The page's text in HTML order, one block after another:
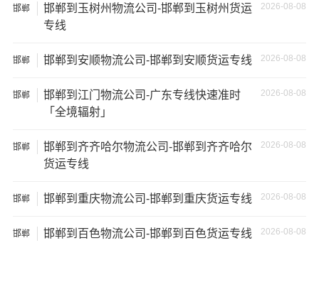
4、安全风险：不靠谱的物流公司可能会存在安全风险，例
如不遵守运输规定、不保障货物安全等；
5、经济损失：如果你的包裹在运输过程中丢失或损坏，你
失。
邯郸 2026-08-08
邯郸到玉树州物流公司-邯郸到玉树州货运
专线
邯郸 2026-08-08
邯郸到安顺物流公司-邯郸到安顺货运专线
邯郸 2026-08-08
邯郸到江门物流公司-广东专线快速准时
「全境辐射」
邯郸 2026-08-08
邯郸到齐齐哈尔物流公司-邯郸到齐齐哈尔
货运专线
邯郸 2026-08-08
邯郸到重庆物流公司-邯郸到重庆货运专线
邯郸 2026-08-08
邯郸到百色物流公司-邯郸到百色货运专线